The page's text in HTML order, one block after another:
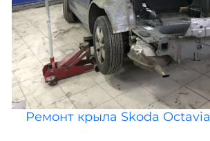
Ремонт крыла Skoda Octavia